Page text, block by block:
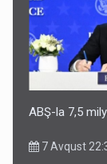
ABŞ-la 7,5
7 Avqust